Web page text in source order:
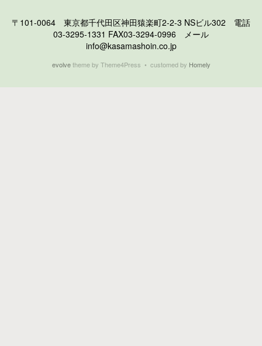
〒101-0064 東京都千代田区神田猿楽町2-2-3 NSビル302 電話
03-3295-1331 FAX03-3294-0996 メール
info@kasamashoin.co.jp
evolvetheme by Theme4Press • customed by Homely